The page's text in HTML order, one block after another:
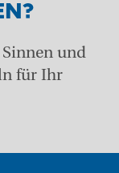
und
für Ihr